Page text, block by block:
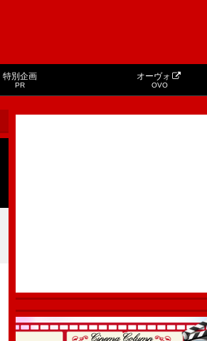
特別企画
PR
オーヴォ
OVO